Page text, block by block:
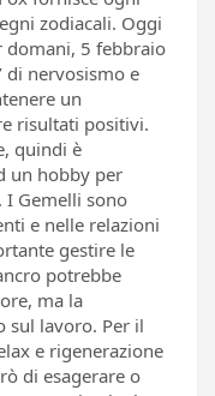
zodiacali. Oggi
domani, 5 febbraio
di nervosismo e
un
risultati positivi.
quindi è
un hobby per
I Gemelli sono
e nelle relazioni
gestire le
potrebbe
ma la
sul lavoro. Per il
e rigenerazione
di esagerare o